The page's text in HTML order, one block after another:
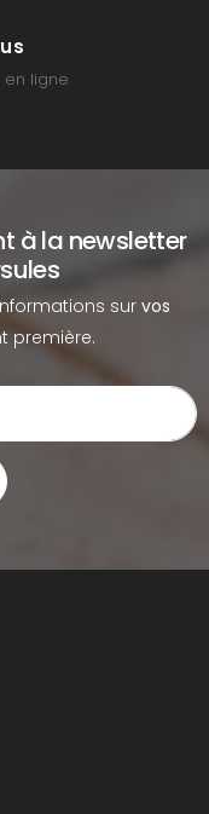
ligne
à la newsletter
sur vos
première.